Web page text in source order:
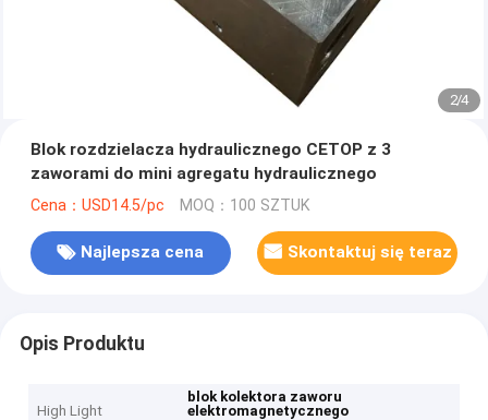
2/4
Blok rozdzielacza hydraulicznego CETOP z 3
zaworami do mini agregatu hydraulicznego
Cena：USD14.5/pc MOQ：100 SZTUK
Najlepsza cena Skontaktuj się teraz
Opis Produktu
High Light
blok kolektora zaworu
elektromagnetycznego